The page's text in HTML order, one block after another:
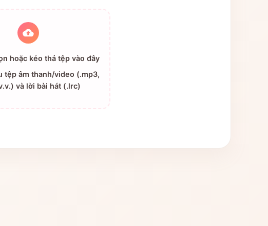
hoặc kéo thả tệp vào đây
tệp âm thanh/video (.mp3,
và lời bài hát (.lrc)